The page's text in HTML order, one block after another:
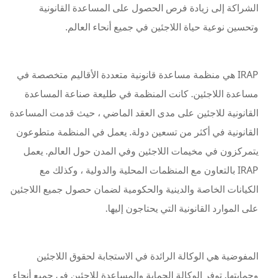
الشراكة إلى زيادة فرص الحصول على المساعدة القانونية
وتحسين نوعية حياة اللاجئين في جميع أنحاء العالم.
IRAP هي منظمة مساعدة قانونية متعددة الأقاليم متخصصة في
مساعدة اللاجئين. كانت المنظمة في طليعة صناعة المساعدة
القانونية للاجئين على مدى العقد الماضي ، حيث قدمت المساعدة
القانونية في أكثر من تسعين دولة. يعمل في المنظمة متطوعون
يتمركزون في مخيمات اللاجئين وفي المدن حول العالم. يعمل
IRAP بالتعاون مع المنظمات المحلية والدولية ، وكذلك مع
الكيانات الخاصة والدينية والحكومية لضمان حصول جميع اللاجئين
على الموارد القانونية التي يحتاجون إليها.
المفوضية هي الوكالة الرائدة في الاستجابة لحقوق اللاجئين
وحمايتها. توفر الوكالة الحماية والمساعدة للاجئين في جميع أنحاء